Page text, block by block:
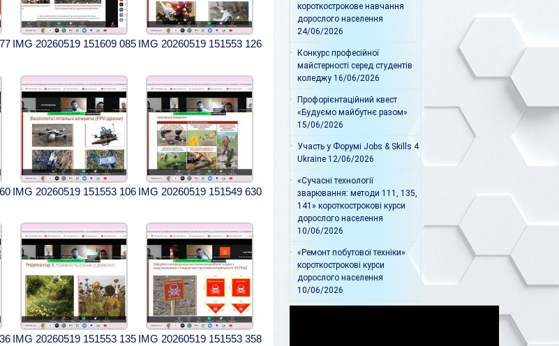
IMG 20260519 151609 085 IMG 20260519 151553 126
IMG 20260519 151553 106 IMG 20260519 151549 630
IMG 20260519 151553 135 IMG 20260519 151553 358
короткострокове навчання
дорослого населення
24/06/2026
Конкурс професійної
майстерності серед студентів
коледжу 16/06/2026
Профорієнтаційний квест
«Будуємо майбутнє разом»
15/06/2026
Участь у Форумі Jobs & Skills 4
Ukraine 12/06/2026
«Сучасні технології
зварювання: методи 111, 135,
141» короткострокові курси
дорослого населення
10/06/2026
«Ремонт побутової техніки»
короткострокові курси
дорослого населення
10/06/2026